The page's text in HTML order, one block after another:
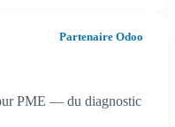
Partenaire Odoo
PME — du diagnostic